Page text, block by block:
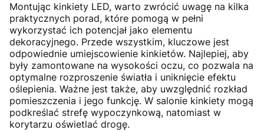
Montując kinkiety LED, warto zwrócić uwagę na kilka
praktycznych porad, które pomogą w pełni
wykorzystać ich potencjał jako elementu
dekoracyjnego. Przede wszystkim, kluczowe jest
odpowiednie umiejscowienie kinkietów. Najlepiej, aby
były zamontowane na wysokości oczu, co pozwala na
optymalne rozproszenie światła i uniknięcie efektu
oślepienia. Ważne jest także, aby uwzględnić rozkład
pomieszczenia i jego funkcję. W salonie kinkiety mogą
podkreślać strefę wypoczynkową, natomiast w
korytarzu oświetlać drogę.